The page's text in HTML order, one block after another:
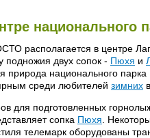
национального
располагается в центре
подножия двух сопок - Пюхя и
природа национального
среди любителей зимних
для подготовленных
сопка Пюхя .
телемарк оборудованы